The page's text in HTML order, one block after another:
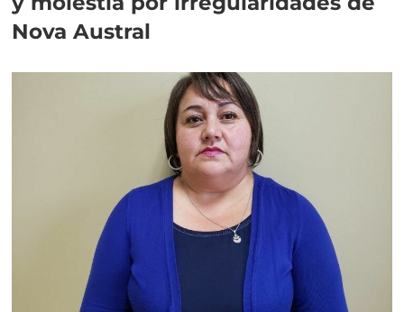
Nova Austral